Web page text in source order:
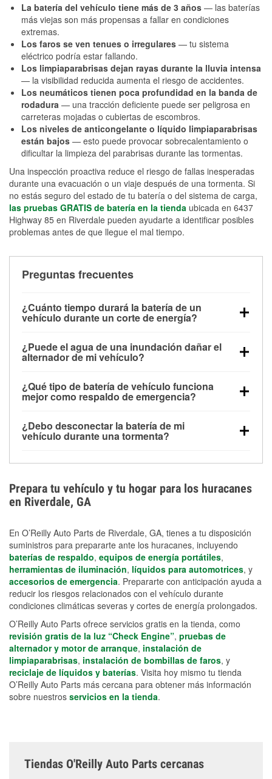
La batería del vehículo tiene más de 3 años — las baterías
más viejas son más propensas a fallar en condiciones
extremas.
Los faros se ven tenues o irregulares — tu sistema
eléctrico podría estar fallando.
Los limpiaparabrisas dejan rayas durante la lluvia intensa
— la visibilidad reducida aumenta el riesgo de accidentes.
Los neumáticos tienen poca profundidad en la banda de
rodadura — una tracción deficiente puede ser peligrosa en
carreteras mojadas o cubiertas de escombros.
Los niveles de anticongelante o líquido limpiaparabrisas
están bajos — esto puede provocar sobrecalentamiento o
dificultar la limpieza del parabrisas durante las tormentas.
Una inspección proactiva reduce el riesgo de fallas inesperadas
durante una evacuación o un viaje después de una tormenta. Si
no estás seguro del estado de tu batería o del sistema de carga,
las pruebas GRATIS de batería en la tienda ubicada en 6437
Highway 85 en Riverdale pueden ayudarte a identificar posibles
problemas antes de que llegue el mal tiempo.
Preguntas frecuentes
¿Cuánto tiempo durará la batería de un
vehículo durante un corte de energía?
alimentar pequeños accesorios durante un tiempo
limitado, pero el uso repetido sin conducir el vehículo
contar con un equipo de carga de respaldo para
cortes prolongados.
¿Puede el agua de una inundación dañar el
alternador de mi vehículo?
parte baja del compartimento del motor y pueden
dañarse si se sumergen, lo que puede provocar una
días después de la exposición.
¿Qué tipo de batería de vehículo funciona
mejor como respaldo de emergencia?
para aplicaciones de ciclo profundo porque son
selladas, resistentes a las vibraciones y más
¿Debo desconectar la batería de mi
vehículo durante una tormenta?
los daños por inundación. Evitar el agua estancada y
preparar opciones de carga de respaldo son
medidas de protección más efectivas.
Prepara tu vehículo y tu hogar para los huracanes
en Riverdale, GA
En O’Reilly Auto Parts de Riverdale, GA, tienes a tu disposición
suministros para prepararte ante los huracanes, incluyendo
baterías de respaldo, equipos de energía portátiles,
herramientas de iluminación, líquidos para automotrices, y
accesorios de emergencia. Prepararte con anticipación ayuda a
reducir los riesgos relacionados con el vehículo durante
condiciones climáticas severas y cortes de energía prolongados.
O’Reilly Auto Parts ofrece servicios gratis en la tienda, como
revisión gratis de la luz “Check Engine”, pruebas de
alternador y motor de arranque, instalación de
limpiaparabrisas, instalación de bombillas de faros, y
reciclaje de líquidos y baterías. Visita hoy mismo tu tienda
O’Reilly Auto Parts más cercana para obtener más información
sobre nuestros servicios en la tienda.
Tiendas O'Reilly Auto Parts cercanas